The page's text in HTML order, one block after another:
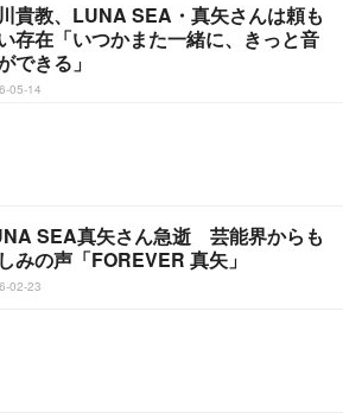
貴教、LUNA SEA・真矢さんは頼も
存在「いつかまた一緒に、きっと音
できる」
05-14
SEA真矢さん急逝 芸能界からも
みの声「FOREVER 真矢」
02-23